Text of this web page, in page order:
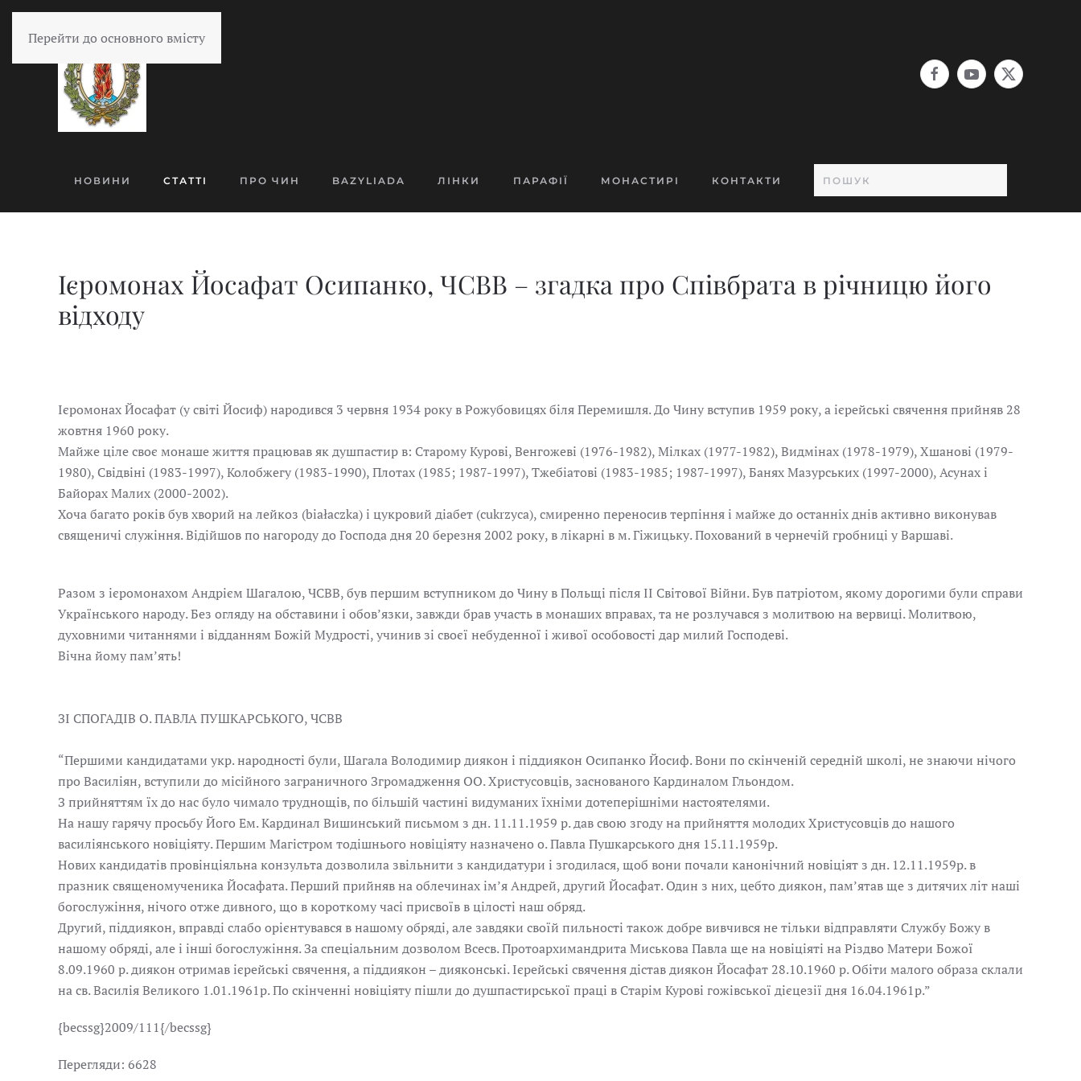
Перейти до основного вмісту
НОВИНИ СТАТТІ ПРО ЧИН BAZYLIADA ЛІНКИ ПАРАФІЇ МОНАСТИРІ КОНТАКТИ
Ієромонах Йосафат Осипанко, ЧСВВ – згадка про Співбрата в річницю його
відходу
Ієромонах Йосафат (у світі Йосиф) народився 3 червня 1934 року в Рожубовицях біля Перемишля. До Чину вступив 1959 року, а ієрейські свячення прийняв 28
жовтня 1960 року.
Майже ціле своє монаше життя працював як душпастир в: Старому Курові, Венгожеві (1976-1982), Мілках (1977-1982), Видмінах (1978-1979), Хшанові (1979-
1980), Свідвіні (1983-1997), Колобжегу (1983-1990), Плотах (1985; 1987-1997), Тжебіатові (1983-1985; 1987-1997), Банях Мазурських (1997-2000), Асунах і
Байорах Малих (2000-2002).
Хоча багато років був хворий на лейкоз (białaczka) і цукровий діабет (cukrzyca), смиренно переносив терпіння і майже до останніх днів активно виконував
священичі служіння. Відійшов по нагороду до Господа дня 20 березня 2002 року, в лікарні в м. Гіжицьку. Похований в чернечій гробниці у Варшаві.
Разом з ієромонахом Андрієм Шагалою, ЧСВВ, був першим вступником до Чину в Польщі після ІІ Світової Війни. Був патріотом, якому дорогими були справи
Українського народу. Без огляду на обставини і обов’язки, завжди брав участь в монаших вправах, та не розлучався з молитвою на вервиці. Молитвою,
духовними читаннями і відданням Божій Мудрості, учинив зі своєї небуденної і живої особовості дар милий Господеві.
Вічна йому пам’ять!
ЗІ СПОГАДІВ О. ПАВЛА ПУШКАРСЬКОГО, ЧСВВ
“Першими кандидатами укр. народності були, Шагала Володимир диякон і піддиякон Осипанко Йосиф. Вони по скінченій середній школі, не знаючи нічого
про Василіян, вступили до місійного заграничного Згромадження ОО. Христусовців, заснованого Кардиналом Гльондом.
З прийняттям їх до нас було чимало труднощів, по більшій частині видуманих їхніми дотеперішніми настоятелями.
На нашу гарячу просьбу Його Ем. Кардинал Вишинський письмом з дн. 11.11.1959 р. дав свою згоду на прийняття молодих Христусовців до нашого
василіянського новіціяту. Першим Магістром тодішнього новіціяту назначено о. Павла Пушкарського дня 15.11.1959р.
Нових кандидатів провінціяльна конзульта дозволила звільнити з кандидатури і згодилася, щоб вони почали канонічний новіціят з дн. 12.11.1959р. в
празник священомученика Йосафата. Перший прийняв на облечинах ім’я Андрей, другий Йосафат. Один з них, цебто диякон, пам’ятав ще з дитячих літ наші
богослужіння, нічого отже дивного, що в короткому часі присвоїв в цілості наш обряд.
Другий, піддиякон, вправді слабо орієнтувався в нашому обряді, але завдяки своїй пильності також добре вивчився не тільки відправляти Службу Божу в
нашому обряді, але і інші богослужіння. За спеціальним дозволом Всесв. Протоархимандрита Миськова Павла ще на новіціяті на Різдво Матери Божої
8.09.1960 р. диякон отримав ієрейські свячення, а піддиякон – дияконські. Ієрейські свячення дістав диякон Йосафат 28.10.1960 р. Обіти малого образа склали
на св. Василія Великого 1.01.1961р. По скінченні новіціяту пішли до душпастирської праці в Старім Курові гожівської дієцезії дня 16.04.1961р.”
{becssg}2009/111{/becssg}
Перегляди: 6628